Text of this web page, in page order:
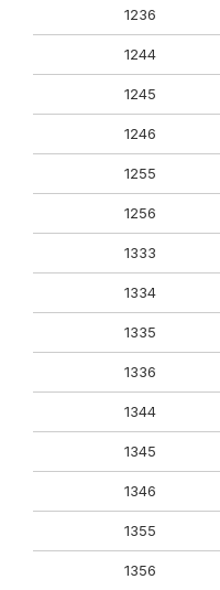
1236
1244
1245
1246
1255
1256
1333
1334
1335
1336
1344
1345
1346
1355
1356